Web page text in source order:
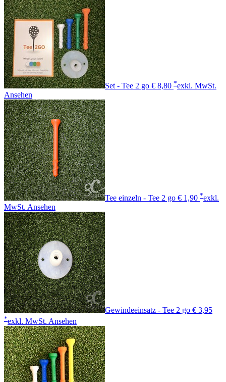
Set - Tee 2 go € 8,80 *exkl. MwSt.
Ansehen
Tee einzeln - Tee 2 go € 1,90 *exkl.
MwSt. Ansehen
Gewindeeinsatz - Tee 2 go € 3,95
*exkl. MwSt. Ansehen